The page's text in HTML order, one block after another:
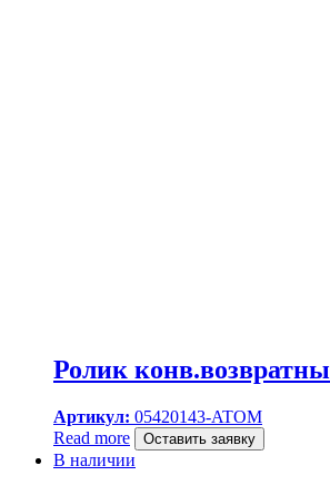
Ролик
Артикул: 05420143-ATOM
Read more
Оставить заявку
В наличии